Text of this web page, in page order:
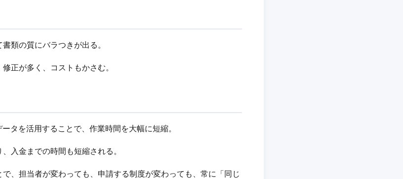
類の質にバラつきが出る。
正が多く、コストもかさむ。
タを活用することで、作業時間を大幅に短縮。
入金までの時間も短縮される。
、担当者が変わっても、申請する制度が変わっても、常に「同じ